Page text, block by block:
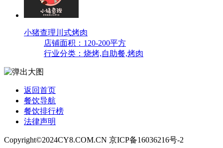
小猪查理川式烤肉
店铺面积：120-200平方
行业分类：烧烤,自助餐,烤肉
返回首页
餐饮导航
餐饮排行榜
法律声明
Copyright©2024CY8.COM.CN 京ICP备16036216号-2